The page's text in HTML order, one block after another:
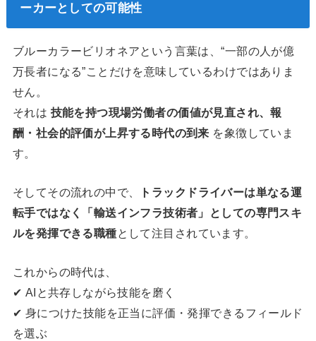
ーカーとしての可能性
ブルーカラービリオネアという言葉は、“一部の人が億
万長者になる”ことだけを意味しているわけではありま
せん。
それは 技能を持つ現場労働者の価値が見直され、報
酬・社会的評価が上昇する時代の到来 を象徴していま
す。
そしてその流れの中で、
トラックドライバーは単なる運
転手ではなく「輸送インフラ技術者」としての専門スキ
ルを発揮できる職種として注目されています。
これからの時代は、
✔ AIと共存しながら技能を磨く
✔ 身につけた技能を正当に評価・発揮できるフィールド
を選ぶ